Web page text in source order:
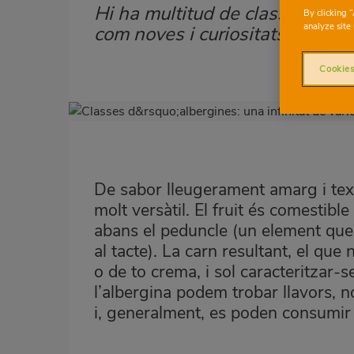
Subtítulo
Hi ha multitud de classes
com noves i curiositats sobre
Imagen
De sabor lleugerament amarg i
molt versàtil. El fruit és
abans el peduncle (un element
al tacte). La carn resultant, el que
o de to crema, i sol caracteritzar-
l’albergina podem trobar llavors,
i, generalment, es poden
By clicking
analyze site